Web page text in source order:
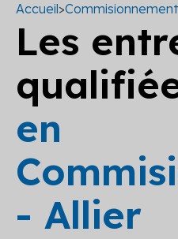
Accueil>Commisionnement
Les
en
- Allier